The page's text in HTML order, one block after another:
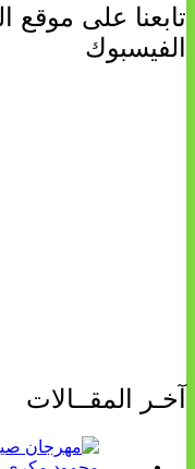
تابعنا على موقع
الفيسبوك
آخـر المقــالات